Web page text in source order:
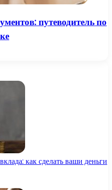
путеводитель по
как сделать ваши деньги